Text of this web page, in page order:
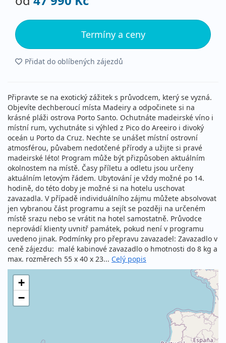
Termíny a ceny
Přidat do oblíbených zájezdů
Připravte se na exotický zážitek s průvodcem, který se vyzná.
Objevíte dechberoucí místa Madeiry a odpočinete si na
krásné pláži ostrova Porto Santo. Ochutnáte madeirské víno i
místní rum, vychutnáte si výhled z Pico do Areeiro i divoký
oceán u Porto da Cruz. Nechte se unášet místní ostrovní
atmosférou, půvabem nedotčené přírody a užijte si pravé
madeirské léto! Program může být přizpůsoben aktuálním
okolnostem na místě. Časy příletu a odletu jsou určeny
aktuálním letovým řádem. Ubytování je vždy možné po 14.
hodině, do této doby je možné si na hotelu uschovat
zavazadla. V případě individuálního zájmu můžete absolvovat
jen vybranou část programu a sejít se později na určeném
místě srazu nebo se vrátit na hotel samostatně. Průvodce
neprovádí klienty uvnitř památek, pokud není v programu
uvedeno jinak. Podmínky pro přepravu zavazadel: Zavazadlo v
ceně zájezdu: malé kabinové zavazadlo o hmotnosti do 8 kg a
max. rozměrech 55 x 40 x 23... Celý popis
+
−